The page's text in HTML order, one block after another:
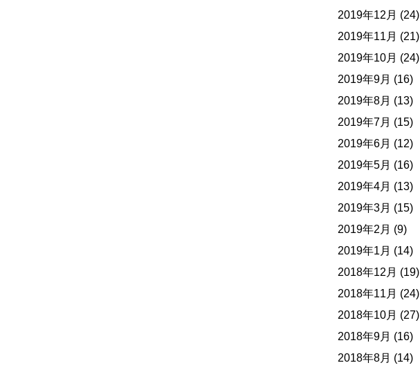
2019年12月 (24)
2019年11月 (21)
2019年10月 (24)
2019年9月 (16)
2019年8月 (13)
2019年7月 (15)
2019年6月 (12)
2019年5月 (16)
2019年4月 (13)
2019年3月 (15)
2019年2月 (9)
2019年1月 (14)
2018年12月 (19)
2018年11月 (24)
2018年10月 (27)
2018年9月 (16)
2018年8月 (14)